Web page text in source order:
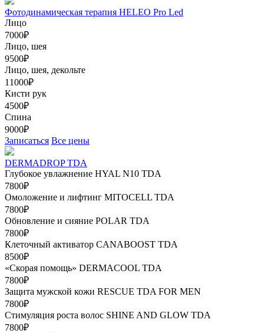
Фотодинамическая терапия HELEO Pro Led
Лицо
7000₽
Лицо, шея
9500₽
Лицо, шея, декольте
11000₽
Кисти рук
4500₽
Спина
9000₽
Записаться Все цены
DERMADROP TDA
Глубокое увлажнение HYAL N10 TDA
7800₽
Омоложение и лифтинг MITOCELL TDA
7800₽
Обновление и сияние POLAR TDA
7800₽
Клеточный активатор CANABOOST TDA
8500₽
«Скорая помощь» DERMACOOL TDA
7800₽
Защита мужской кожи RESCUE TDA FOR MEN
7800₽
Стимуляция роста волос SHINE AND GLOW TDA
7800₽